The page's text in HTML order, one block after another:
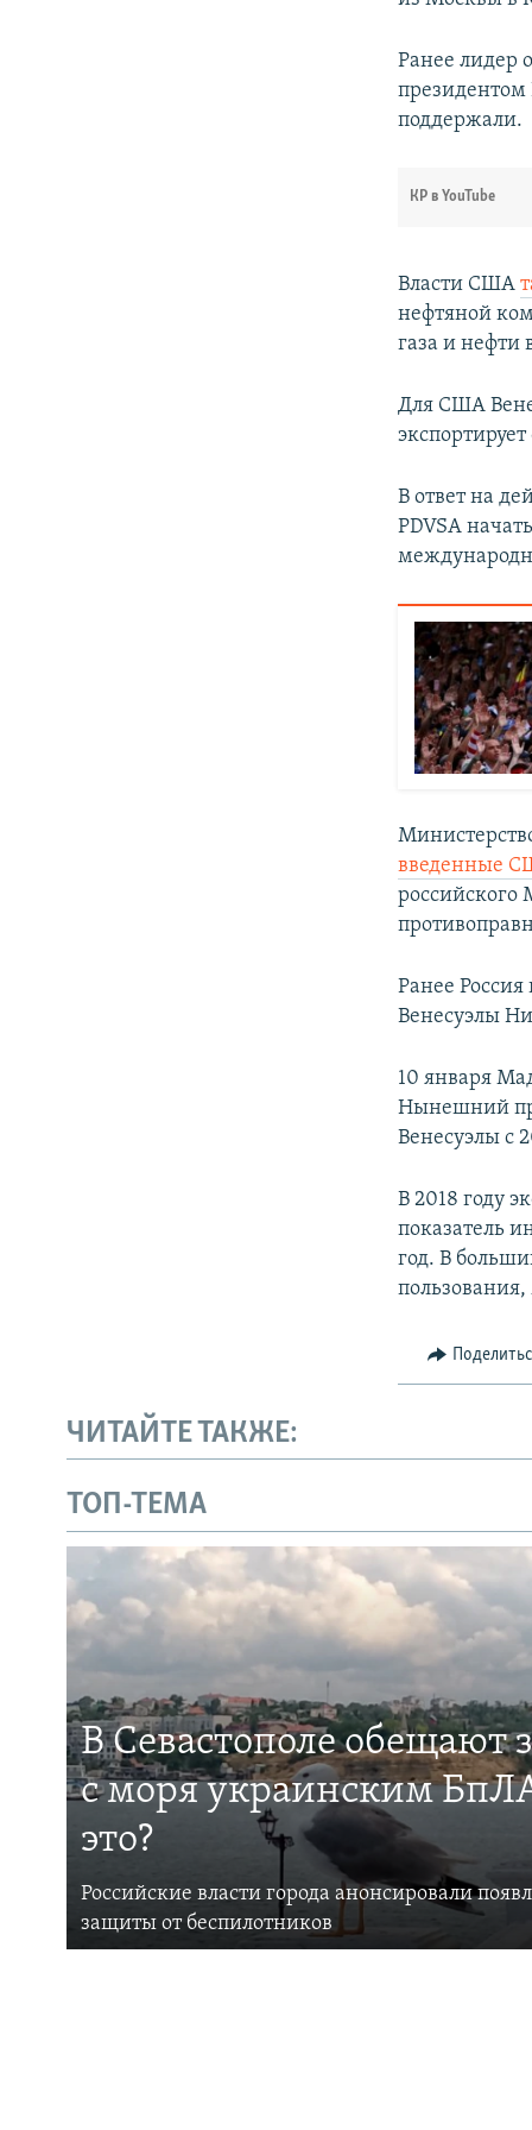
Ранее лидер
президентом
поддержали.
КР в YouTube
Власти США
нефтяной
газа и нефти
Для США
В ответ на
PDVSA
введенные
Ранее
Венесуэлы
10 января
Нынешний
Венесуэлы с
​В 2018 году
показатель
год. В
ЧИТАЙТЕ ТАКЖЕ:
ТОП-ТЕМА
В Севастополе обещают
с моря украинским
это?
Российские власти города анонсировали
защиты от беспилотников